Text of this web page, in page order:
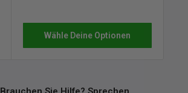
Wähle Deine Optionen